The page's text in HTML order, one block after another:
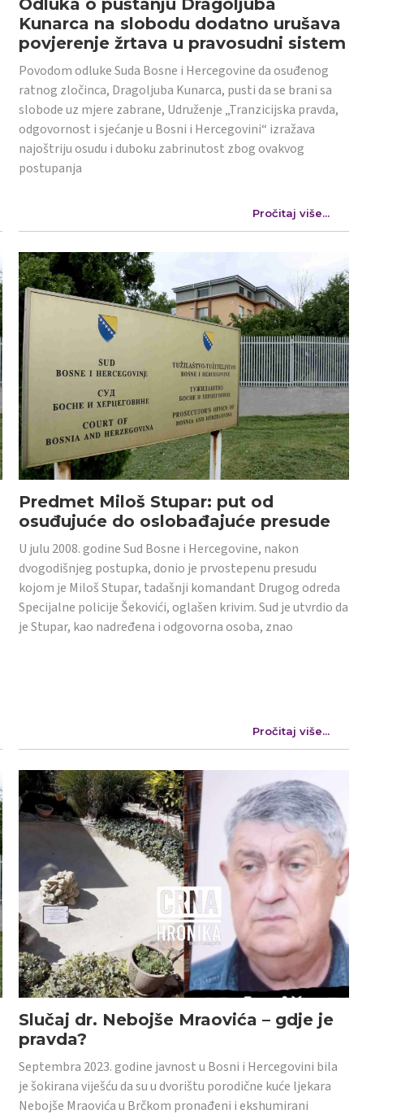
Kunarca na slobodu dodatno urušava
povjerenje žrtava u pravosudni sistem
Povodom odluke Suda Bosne i Hercegovine da osuđenog
ratnog zločinca, Dragoljuba Kunarca, pusti da se brani sa
slobode uz mjere zabrane, Udruženje „Tranzicijska pravda,
odgovornost i sjećanje u Bosni i Hercegovini“ izražava
najoštriju osudu i duboku zabrinutost zbog ovakvog
postupanja
Pročitaj više...
Predmet Miloš Stupar: put od
osuđujuće do oslobađajuće presude
U julu 2008. godine Sud Bosne i Hercegovine, nakon
dvogodišnjeg postupka, donio je prvostepenu presudu
kojom je Miloš Stupar, tadašnji komandant Drugog odreda
Specijalne policije Šekovići, oglašen krivim. Sud je utvrdio da
je Stupar, kao nadređena i odgovorna osoba, znao
Pročitaj više...
Slučaj dr. Nebojše Mraovića – gdje je
pravda?
Septembra 2023. godine javnost u Bosni i Hercegovini bila
je šokirana viješću da su u dvorištu porodične kuće ljekara
Nebojše Mraovića u Brčkom pronađeni i ekshumirani